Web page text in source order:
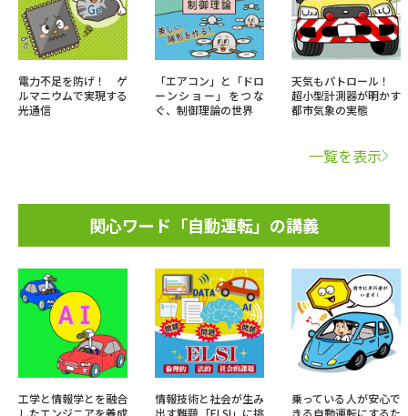
電力不足を防げ！ ゲ
ルマニウムで実現する
光通信
「エアコン」と「ドロ
ーンショー」をつな
ぐ、制御理論の世界
天気もパトロール！
超小型計測器が明かす
都市気象の実態
一覧を表示
関心ワード「自動運転」の講義
工学と情報学とを融合
情報技術と社会が生み
乗っている人が安心で